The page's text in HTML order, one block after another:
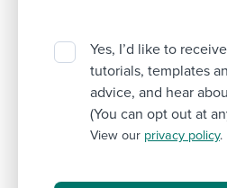
Yes, I’d like to
tutorials, templates
advice, and hear
(You can opt out at
View our privacy policy.